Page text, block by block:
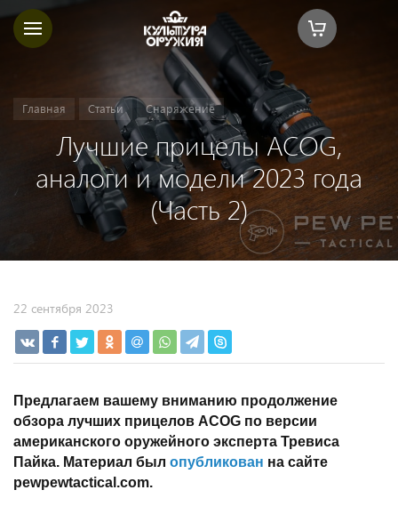
Главная Статьи Снаряжение
Лучшие прицелы ACOG,
аналоги и модели 2023 года
(Часть 2)
22 сентября 2023
Предлагаем вашему вниманию продолжение
обзора лучших прицелов ACOG по версии
американского оружейного эксперта Тревиса
Пайка. Материал был опубликован на сайте
pewpewtactical.com.